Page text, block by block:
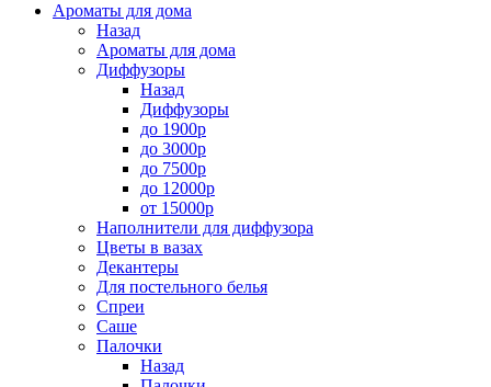
Ароматы для дома
Назад
Ароматы для дома
Диффузоры
Назад
Диффузоры
до 1900р
до 3000р
до 7500р
до 12000р
от 15000р
Наполнители для диффузора
Цветы в вазах
Декантеры
Для постельного белья
Спреи
Саше
Палочки
Назад